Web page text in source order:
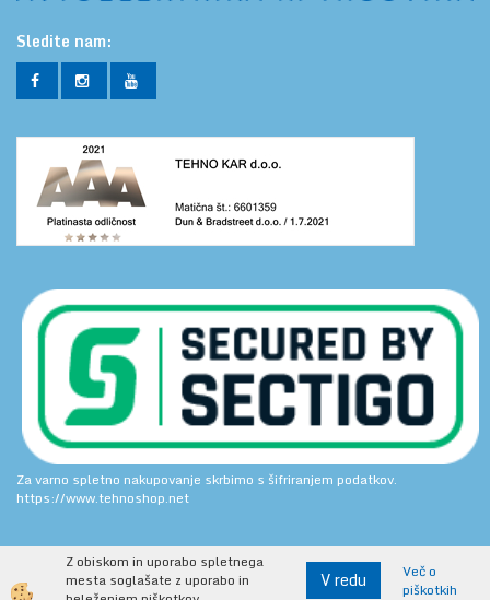
Sledite nam:
Za varno spletno nakupovanje skrbimo s šifriranjem podatkov.
https://www.tehnoshop.net
Izdelava spletne trgovine
Z obiskom in uporabo spletnega
mesta soglašate z uporabo in
V redu
Več o
piškotkih